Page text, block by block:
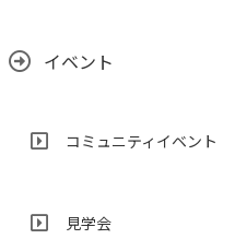
イベント
コミュニティイベント
見学会